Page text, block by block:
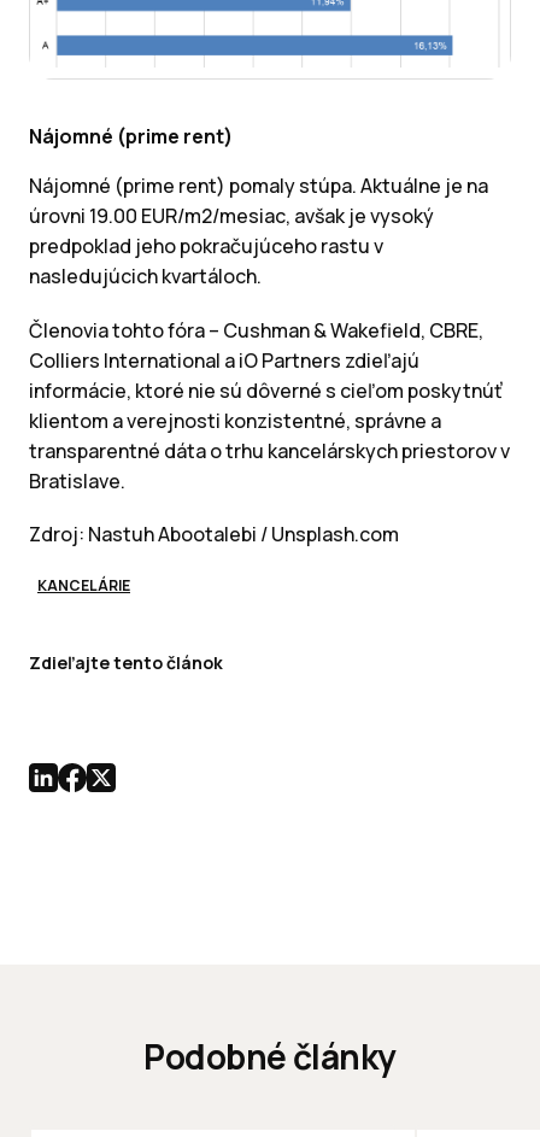
Nájomné (prime rent)
Nájomné (prime rent) pomaly stúpa. Aktuálne je na
úrovni 19.00 EUR/m2/mesiac, avšak je vysoký
predpoklad jeho pokračujúceho rastu v
nasledujúcich kvartáloch.
Členovia tohto fóra – Cushman & Wakefield, CBRE,
Colliers International a iO Partners zdieľajú
informácie, ktoré nie sú dôverné s cieľom poskytnúť
klientom a verejnosti konzistentné, správne a
transparentné dáta o trhu kancelárskych priestorov v
Bratislave.
Zdroj: Nastuh Abootalebi / Unsplash.com
KANCELÁRIE
Zdieľajte tento článok
Podobné články